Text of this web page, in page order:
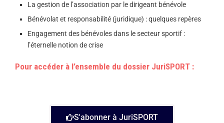
La gestion de l’association par le dirigeant bénévole
Bénévolat et responsabilité (juridique) : quelques repères
Engagement des bénévoles dans le secteur sportif :
l’éternelle notion de crise
Pour accéder à l’ensemble du dossier JuriSPORT :
S'abonner à JuriSPORT